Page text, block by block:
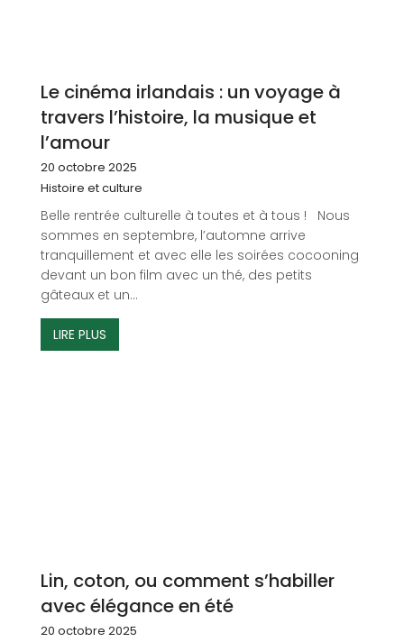
Le cinéma irlandais : un voyage à
travers l’histoire, la musique et
l’amour
20 octobre 2025
Histoire et culture
Belle rentrée culturelle à toutes et à tous ! Nous
sommes en septembre, l’automne arrive
tranquillement et avec elle les soirées cocooning
devant un bon film avec un thé, des petits
gâteaux et un...
LIRE PLUS
Lin, coton, ou comment s’habiller
avec élégance en été
20 octobre 2025